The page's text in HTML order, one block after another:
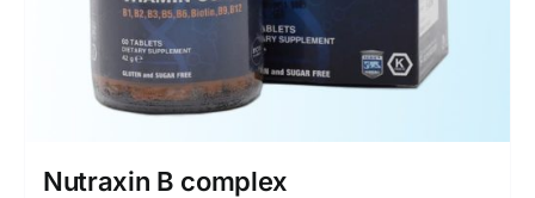
Nutraxin B complex